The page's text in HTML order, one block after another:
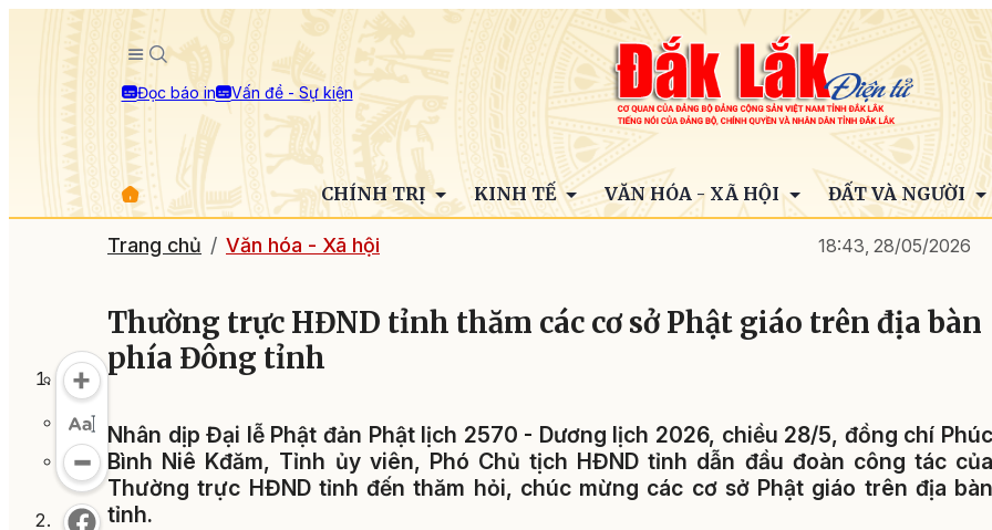
Đọc báo in Vấn đề - Sự kiện
CHÍNH TRỊ KINH TẾ VĂN HÓA - XÃ HỘI ĐẤT VÀ NGƯỜI
Trang chủ Văn hóa - Xã hội 18:43, 28/05/2026
Thường trực HĐND tỉnh thăm các cơ sở Phật giáo trên địa bàn
phía Đông tỉnh
Nhân dịp Đại lễ Phật đản Phật lịch 2570 - Dương lịch 2026, chiều 28/5, đồng chí Phúc
Bình Niê Kđăm, Tỉnh ủy viên, Phó Chủ tịch HĐND tỉnh dẫn đầu đoàn công tác của
Thường trực HĐND tỉnh đến thăm hỏi, chúc mừng các cơ sở Phật giáo trên địa bàn
tỉnh.